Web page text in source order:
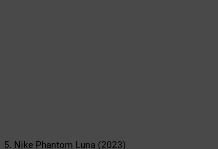
5. Nike Phantom Luna (2023)